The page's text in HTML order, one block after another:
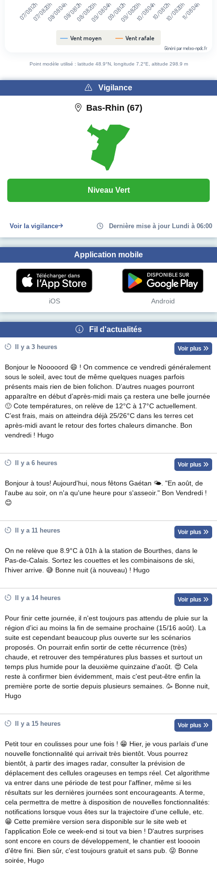
Vent moyen Vent rafale
07/08 12h07/08 20h08/08 04h08/08 12h08/08 20h09/08 04h09/08 12h09/08 20h10/08 04h10/08 12h10/08 20h11/08 04h
Généré par meteo-npdc.fr
Point modèle utilisé : latitude 48.9°N, longitude 7.2°E, altitude 298.9 m
Vigilance
Bas-Rhin (67)
Niveau Vert
Voir la vigilance Dernière mise à jour Lundi à 06:00
Application mobile
iOS Android
Fil d'actualités
Il y a 3 heures Voir plus
Bonjour le Nooooord 😄 ! On commence ce vendredi généralement
sous le soleil, avec tout de même quelques nuages parfois
présents mais rien de bien folichon. D’autres nuages pourront
apparaître en début d’après-midi mais ça restera une belle journée
🙂 Cote températures, on relève de 12°C à 17°C actuellement.
C’est frais, mais on atteindra déjà 25/26°C dans les terres cet
après-midi avant le retour des fortes chaleurs dimanche. Bon
vendredi ! Hugo
Il y a 6 heures Voir plus
Bonjour à tous! Aujourd'hui, nous fêtons Gaétan 🌤. "En août, de
l'aube au soir, on n'a qu'une heure pour s'asseoir." Bon Vendredi !
😊
Il y a 11 heures Voir plus
On ne relève que 8.9°C à 01h à la station de Bourthes, dans le
Pas-de-Calais. Sortez les couettes et les combinaisons de ski,
l'hiver arrive. 😅 Bonne nuit (à nouveau) ! Hugo
Il y a 14 heures Voir plus
Pour finir cette journée, il n'est toujours pas attendu de pluie sur la
région d'ici au moins la fin de semaine prochaine (15/16 août). La
suite est cependant beaucoup plus ouverte sur les scénarios
proposés. On pourrait enfin sortir de cette récurrence (très)
chaude, et retrouver des températures plus basses et surtout un
temps plus humide pour la deuxième quinzaine d'août. 😍 Cela
reste à confirmer bien évidemment, mais c'est peut-être enfin la
première porte de sortie depuis plusieurs semaines. 🥳 Bonne nuit,
Hugo
Il y a 15 heures Voir plus
Petit tour en coulisses pour une fois ! 😁 Hier, je vous parlais d'une
nouvelle fonctionnalité qui arrivait très bientôt. Vous pourrez
bientôt, à partir des images radar, consulter la prévision de
déplacement des cellules orageuses en temps réel. Cet algorithme
va entrer dans une période de test pour l'affiner, même si les
résultats sur les dernières journées sont encourageants. A terme,
cela permettra de mettre à disposition de nouvelles fonctionnalités:
notifications lorsque vous êtes sur la trajectoire d'une cellule, etc.
😁 Cette première version sera disponible sur le site web et
l'application Eole ce week-end si tout va bien ! D'autres surprises
sont encore en cours de développement, le chantier est looooin
d'être fini. Bien sûr, c'est toujours gratuit et sans pub. 😜 Bonne
soirée, Hugo